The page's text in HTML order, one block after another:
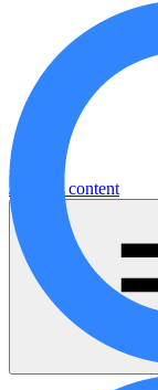
Jump to content